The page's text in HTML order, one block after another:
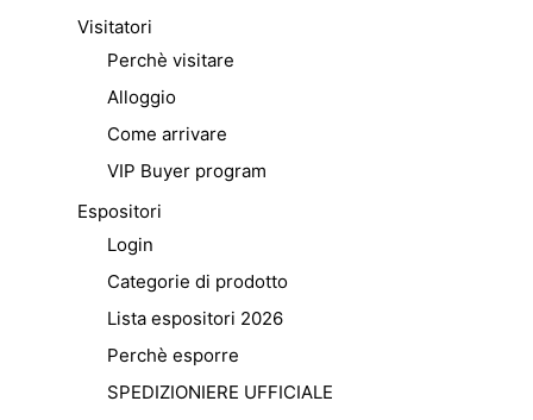
Visitatori
Perchè visitare
Alloggio
Come arrivare
VIP Buyer program
Espositori
Login
Categorie di prodotto
Lista espositori 2026
Perchè esporre
SPEDIZIONIERE UFFICIALE